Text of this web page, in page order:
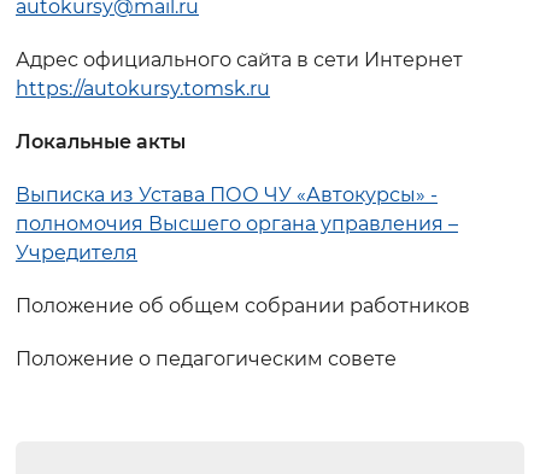
autokursy@mail.ru
Адрес официального сайта в сети Интернет
https://autokursy.tomsk.ru
Локальные акты
Выписка из Устава ПОО ЧУ «Автокурсы» -
полномочия Высшего органа управления –
Учредителя
Положение об общем собрании работников
Положение о педагогическим совете